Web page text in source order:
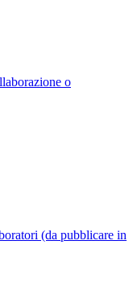
o
(da pubblicare in